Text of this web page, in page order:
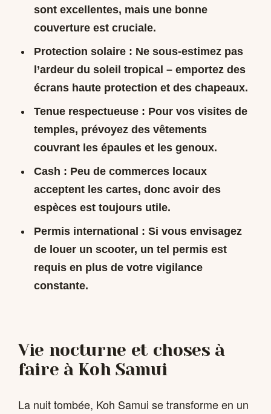
sont excellentes, mais une bonne
couverture est cruciale.
Protection solaire : Ne sous-estimez pas
l’ardeur du soleil tropical – emportez des
écrans haute protection et des chapeaux.
Tenue respectueuse : Pour vos visites de
temples, prévoyez des vêtements
couvrant les épaules et les genoux.
Cash : Peu de commerces locaux
acceptent les cartes, donc avoir des
espèces est toujours utile.
Permis international : Si vous envisagez
de louer un scooter, un tel permis est
requis en plus de votre vigilance
constante.
Vie nocturne et choses à
faire à Koh Samui
La nuit tombée, Koh Samui se transforme en un